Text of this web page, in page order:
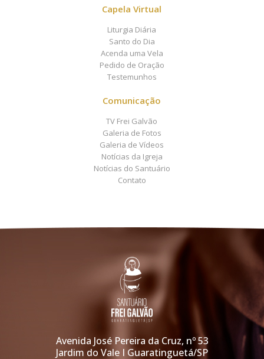
Capela Virtual
Liturgia Diária
Santo do Dia
Acenda uma Vela
Pedido de Oração
Testemunhos
Comunicação
TV Frei Galvão
Galeria de Fotos
Galeria de Vídeos
Notícias da Igreja
Notícias do Santuário
Contato
Avenida José Pereira da Cruz, nº 53
Jardim do Vale I Guaratinguetá/SP